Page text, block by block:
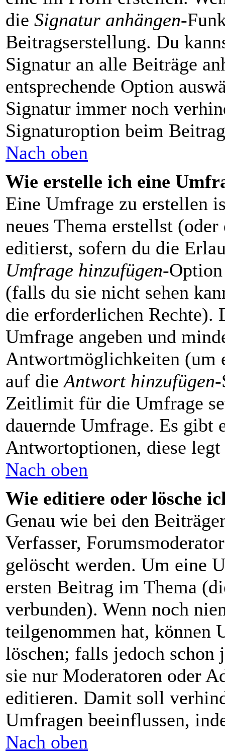
die Signatur anhängen-
Beitragserstellung. Du
Signatur an alle Beiträge
entsprechende Option
Signatur immer noch
Signaturoption beim
Nach oben
Wie erstelle ich eine
Eine Umfrage zu erstellen
neues Thema erstellst
editierst, sofern du die
Umfrage hinzufügen-
(falls du sie nicht sehen
die erforderlichen Rechte).
Umfrage angeben und
Antwortmöglichkeiten (um
auf dieAntwort hinzufügen
Zeitlimit für die Umfrage
dauernde Umfrage. Es gibt
Antwortoptionen, diese
Nach oben
Wie editiere oder lösche
Genau wie bei den
Verfasser,
gelöscht werden. Um eine
ersten Beitrag im Thema
verbunden). Wenn noch
teilgenommen hat, können
löschen; falls jedoch schon
sie nur Moderatoren oder
editieren. Damit soll
Umfragen beeinflussen,
Nach oben